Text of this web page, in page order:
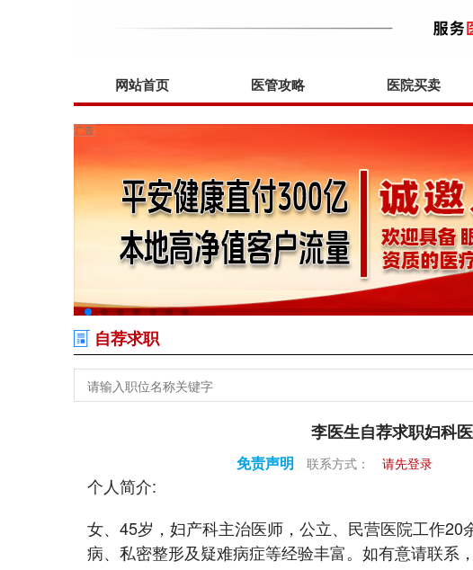
网站首页 医管攻略 医院买卖
自荐求职
李医生自荐求职妇科
免责声明 联系方式： 请先登录
个人简介:
女、45岁，妇产科主治医师，公立、民营医院工作20
病、私密整形及疑难病症等经验丰富。如有意请联系